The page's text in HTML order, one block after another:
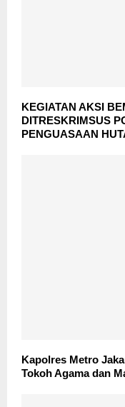
KEGIATAN AKSI
DITRESKRIMSUS
PENGUASAAN
Kapolres Metro
Tokoh Agama dan